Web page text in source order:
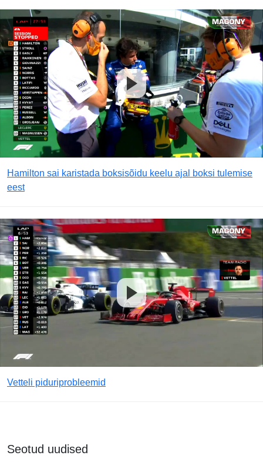
Hamilton sai karistada boksisõidu keelu ajal boksi tulemise
eest
Vetteli piduriprobleemid
Seotud uudised